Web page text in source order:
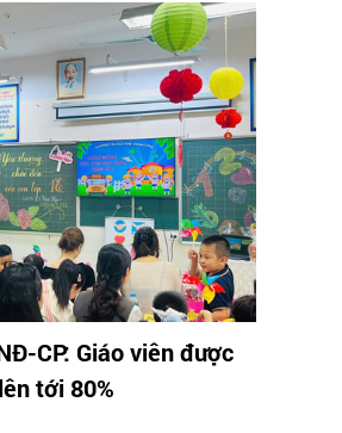
CP: Giáo viên được
tới 80%